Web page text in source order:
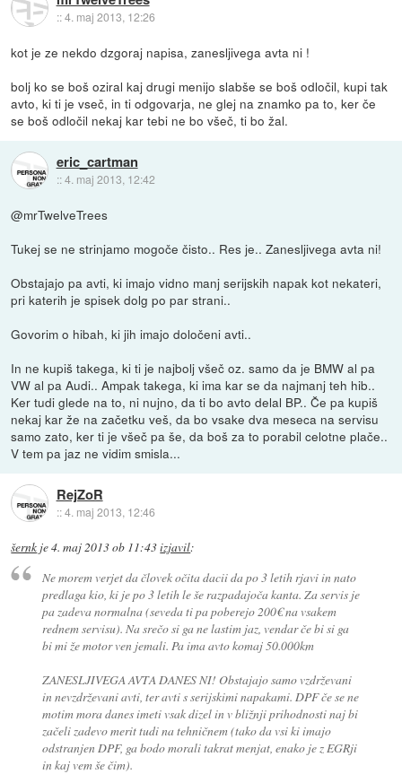
::4. maj 2013, 12:26
kot je ze nekdo dzgoraj napisa, zanesljivega avta ni !
bolj ko se boš oziral kaj drugi menijo slabše se boš odločil, kupi tak
avto, ki ti je vseč, in ti odgovarja, ne glej na znamko pa to, ker če
se boš odločil nekaj kar tebi ne bo všeč, ti bo žal.
eric_cartman
::4. maj 2013, 12:42
@mrTwelveTrees
Tukej se ne strinjamo mogoče čisto.. Res je.. Zanesljivega avta ni!
Obstajajo pa avti, ki imajo vidno manj serijskih napak kot nekateri,
pri katerih je spisek dolg po par strani..
Govorim o hibah, ki jih imajo določeni avti..
In ne kupiš takega, ki ti je najbolj všeč oz. samo da je BMW al pa
VW al pa Audi.. Ampak takega, ki ima kar se da najmanj teh hib..
Ker tudi glede na to, ni nujno, da ti bo avto delal BP.. Če pa kupiš
nekaj kar že na začetku veš, da bo vsake dva meseca na servisu
samo zato, ker ti je všeč pa še, da boš za to porabil celotne plače..
V tem pa jaz ne vidim smisla...
RejZoR
::4. maj 2013, 12:46
šernk je4. maj 2013 ob 11:43izjavil:
Ne morem verjet da človek očita dacii da po 3 letih rjavi in nato
predlaga kio, ki je po 3 letih le še razpadajoča kanta. Za servis je
pa zadeva normalna (seveda ti pa poberejo 200€ na vsakem
rednem servisu). Na srečo si ga ne lastim jaz, vendar če bi si ga
bi mi že motor ven jemali. Pa ima avto komaj 50.000km
ZANESLJIVEGA AVTA DANES NI! Obstajajo samo vzdrževani
in nevzdrževani avti, ter avti s serijskimi napakami. DPF če se ne
motim mora danes imeti vsak dizel in v bližnji prihodnosti naj bi
začeli zadevo merit tudi na tehničnem (tako da vsi ki imajo
odstranjen DPF, ga bodo morali takrat menjat, enako je z EGRji
in kaj vem še čim).